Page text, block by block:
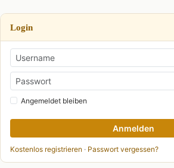
Login
Angemeldet bleiben
Anmelden
Kostenlos registrieren · Passwort vergessen?